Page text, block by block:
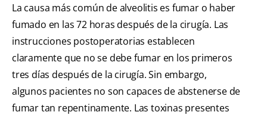
La causa más común de alveolitis es fumar o haber
fumado en las 72 horas después de la cirugía. Las
instrucciones postoperatorias establecen
claramente que no se debe fumar en los primeros
tres días después de la cirugía. Sin embargo,
algunos pacientes no son capaces de abstenerse de
fumar tan repentinamente. Las toxinas presentes